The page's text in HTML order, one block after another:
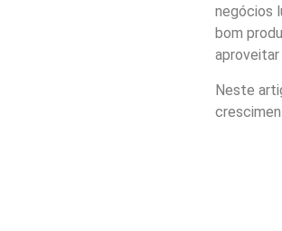
negócios
bom
Neste